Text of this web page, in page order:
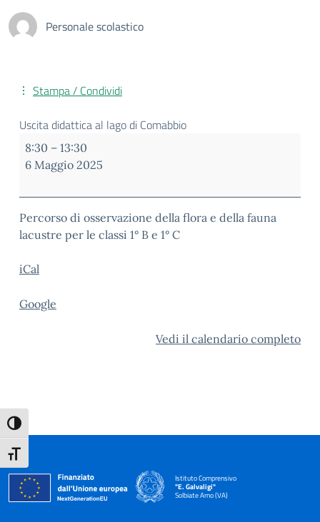
Attiva/disattiva alto contrasto
Attiva/disattiva dimensione testo
Personale scolastico
Stampa / Condividi
Uscita didattica al lago di Comabbio
8:30 – 13:30
6 Maggio 2025
Percorso di osservazione della flora e della fauna
lacustre per le classi 1° B e 1° C
iCal
Google
Vedi il calendario completo
Istituto Comprensivo
"E. Galvaligi"
Solbiate Arno (VA)
— Visita la pagina iniziale della scuola